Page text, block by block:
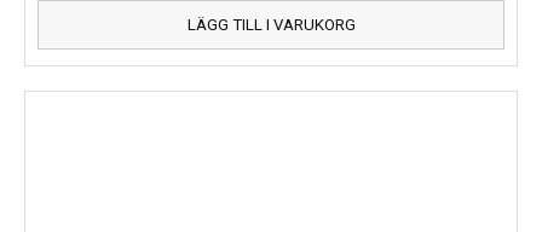
LÄGG TILL I VARUKORG